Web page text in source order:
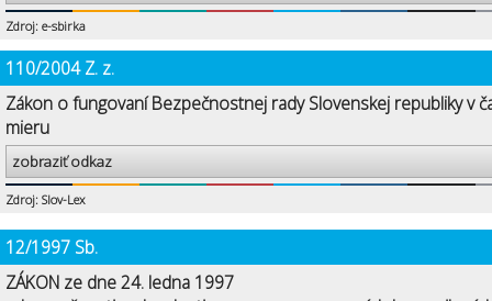
Zdroj: e-sbirka
110/2004 Z. z.
Zákon o fungovaní Bezpečnostnej rady Slovenskej republiky v
mieru
zobraziť odkaz
Zdroj: Slov-Lex
12/1997 Sb.
ZÁKON ze dne 24. ledna 1997